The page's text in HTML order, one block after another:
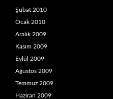
Şubat 2010
Ocak 2010
Aralık 2009
Kasım 2009
Eylül 2009
Ağustos 2009
Temmuz 2009
Haziran 2009